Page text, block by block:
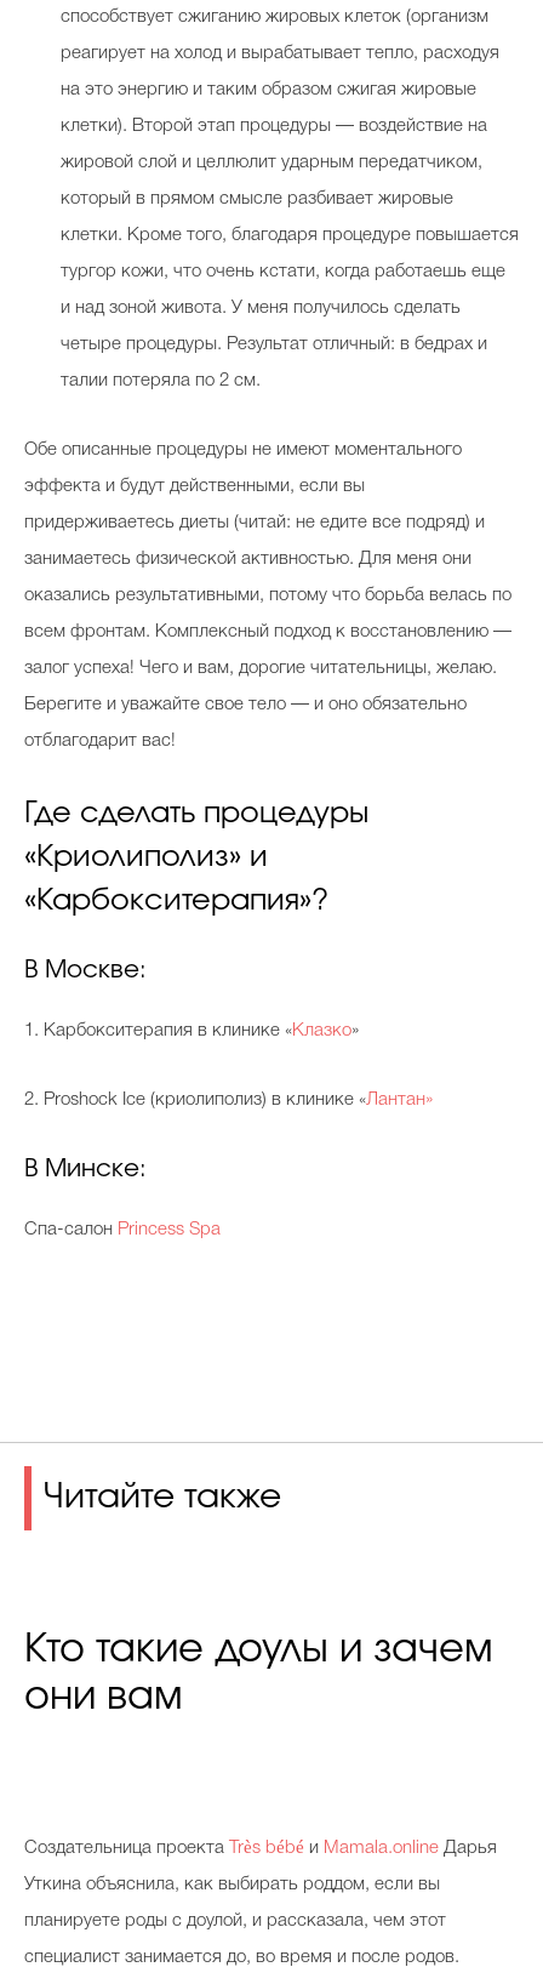
способствует сжиганию жировых клеток (организм
реагирует на холод и вырабатывает тепло, расходуя
на это энергию и таким образом сжигая жировые
клетки). Второй этап процедуры — воздействие на
жировой слой и целлюлит ударным передатчиком,
который в прямом смысле разбивает жировые
клетки. Кроме того, благодаря процедуре повышается
тургор кожи, что очень кстати, когда работаешь еще
и над зоной живота. У меня получилось сделать
четыре процедуры. Результат отличный: в бедрах и
талии потеряла по 2 см.
Обе описанные процедуры не имеют моментального
эффекта и будут действенными, если вы
придерживаетесь диеты (читай: не едите все подряд) и
занимаетесь физической активностью. Для меня они
оказались результативными, потому что борьба велась по
всем фронтам. Комплексный подход к восстановлению —
залог успеха! Чего и вам, дорогие читательницы, желаю.
Берегите и уважайте свое тело — и оно обязательно
отблагодарит вас!
Где сделать процедуры
«Криолиполиз» и
«Карбокситерапия»?
В Москве:
1. Карбокситерапия в клинике «Клазко»
2. Proshock Ice (криолиполиз) в клинике «Лантан»
В Минске:
Спа-салон Princess Spa
Читайте также
Кто такие доулы и зачем
они вам
Cоздательница проекта Très bébé и Mamala.online Дарья
Уткина объяснила, как выбирать роддом, если вы
планируете роды с доулой, и рассказала, чем этот
специалист занимается до, во время и после родов.